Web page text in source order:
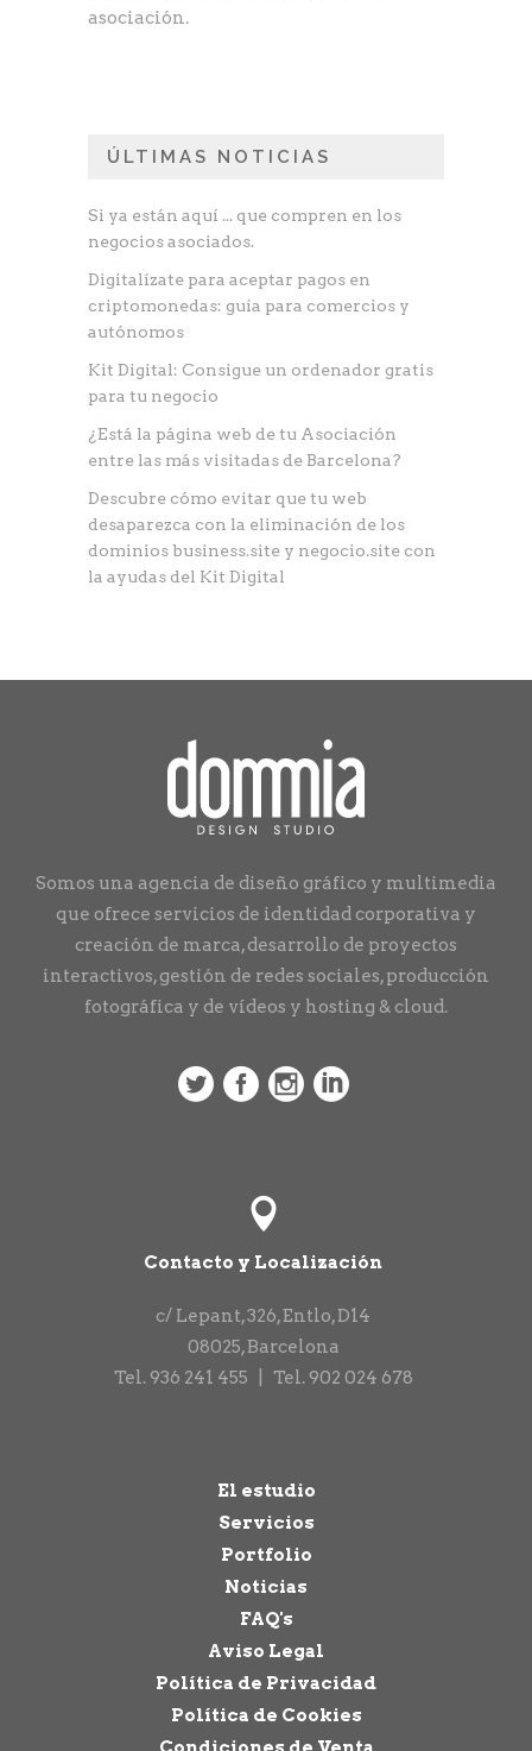
asociación.
ÚLTIMAS NOTICIAS
Si ya están aquí ... que compren en los
negocios asociados.
Digitalízate para aceptar pagos en
criptomonedas: guía para comercios y
autónomos
Kit Digital: Consigue un ordenador gratis
para tu negocio
¿Está la página web de tu Asociación
entre las más visitadas de Barcelona?
Descubre cómo evitar que tu web
desaparezca con la eliminación de los
dominios business.site y negocio.site con
la ayudas del Kit Digital
Somos una agencia de diseño gráfico y multimedia
que ofrece servicios de identidad corporativa y
creación de marca, desarrollo de proyectos
interactivos, gestión de redes sociales, producción
fotográfica y de vídeos y hosting & cloud.
Contacto y Localización
c/ Lepant, 326, Entlo, D14
08025,Barcelona
Tel. 936 241 455 Tel. 902 024 678
El estudio
Servicios
Portfolio
Noticias
FAQ's
Aviso Legal
Política de Privacidad
Política de Cookies